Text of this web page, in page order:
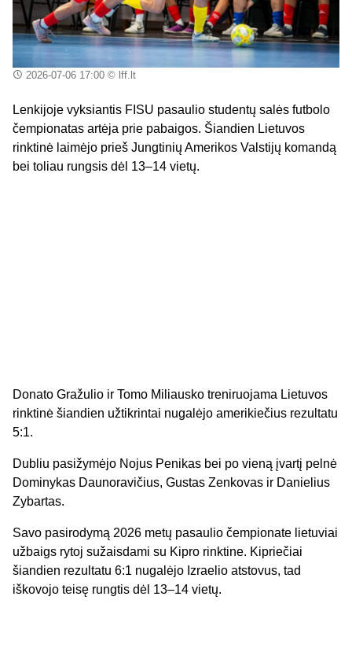
2026-07-06 17:00© lff.lt
Lenkijoje vyksiantis FISU pasaulio studentų salės futbolo
čempionatas artėja prie pabaigos. Šiandien Lietuvos
rinktinė laimėjo prieš Jungtinių Amerikos Valstijų komandą
bei toliau rungsis dėl 13–14 vietų.
Donato Gražulio ir Tomo Miliausko treniruojama Lietuvos
rinktinė šiandien užtikrintai nugalėjo amerikiečius rezultatu
5:1.
Dubliu pasižymėjo Nojus Penikas bei po vieną įvartį pelnė
Dominykas Daunoravičius, Gustas Zenkovas ir Danielius
Zybartas.
Savo pasirodymą 2026 metų pasaulio čempionate lietuviai
užbaigs rytoj sužaisdami su Kipro rinktine. Kipriečiai
šiandien rezultatu 6:1 nugalėjo Izraelio atstovus, tad
iškovojo teisę rungtis dėl 13–14 vietų.